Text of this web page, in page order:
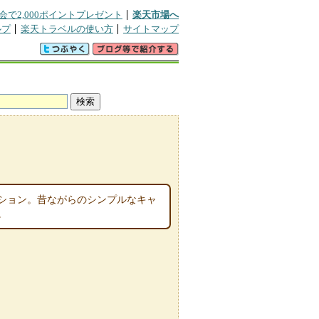
で2,000ポイントプレゼント
楽天市場へ
楽天トラベルの使い方 サイトマップ
ョン。昔ながらのシンプルなキャ